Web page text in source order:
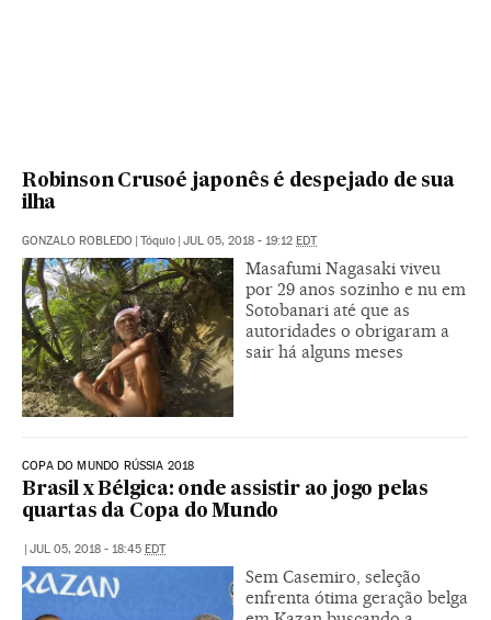
Robinson Crusoé japonês é despejado de sua
ilha
GONZALO ROBLEDO Tóquio JUL 05, 2018 - 19:12 EDT
Masafumi Nagasaki viveu
por 29 anos sozinho e nu em
Sotobanari até que as
autoridades o obrigaram a
sair há alguns meses
COPA DO MUNDO RÚSSIA 2018
Brasil x Bélgica: onde assistir ao jogo pelas
quartas da Copa do Mundo
JUL 05, 2018 - 18:45 EDT
Sem Casemiro, seleção
enfrenta ótima geração belga